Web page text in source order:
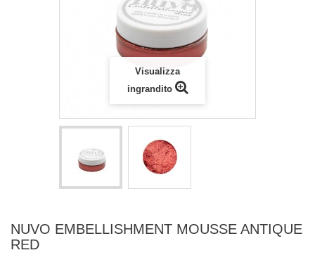
Visualizza
ingrandito
NUVO EMBELLISHMENT MOUSSE ANTIQUE
RED